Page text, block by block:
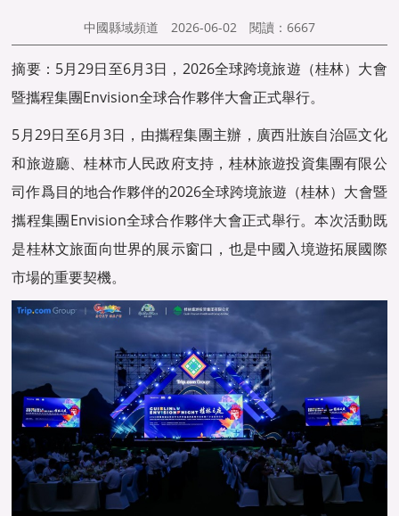
中國縣域頻道 2026-06-02 閱讀： 6667
摘要：5月29日至6月3日，2026全球跨境旅遊（桂林）大會
暨攜程集團Envision全球合作夥伴大會正式舉行。
5月29日至6月3日，由攜程集團主辦，廣西壯族自治區文化
和旅遊廳、桂林市人民政府支持，桂林旅遊投資集團有限公
司作爲目的地合作夥伴的2026全球跨境旅遊（桂林）大會暨
攜程集團Envision全球合作夥伴大會正式舉行。本次活動既
是桂林文旅面向世界的展示窗口，也是中國入境遊拓展國際
市場的重要契機。